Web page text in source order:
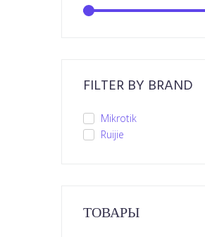
FILTER BY BRAND
Mikrotik
Ruijie
ТОВАРЫ